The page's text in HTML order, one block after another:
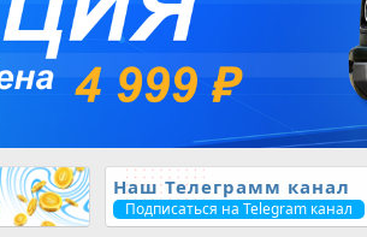
Наш Телеграмм канал
Подписаться на Telegram канал